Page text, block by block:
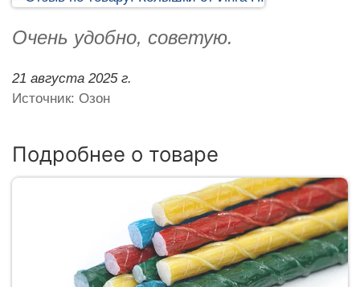
Очень удобно, советую.
21 августа 2025 г.
Источник: Озон
Подробнее о товаре